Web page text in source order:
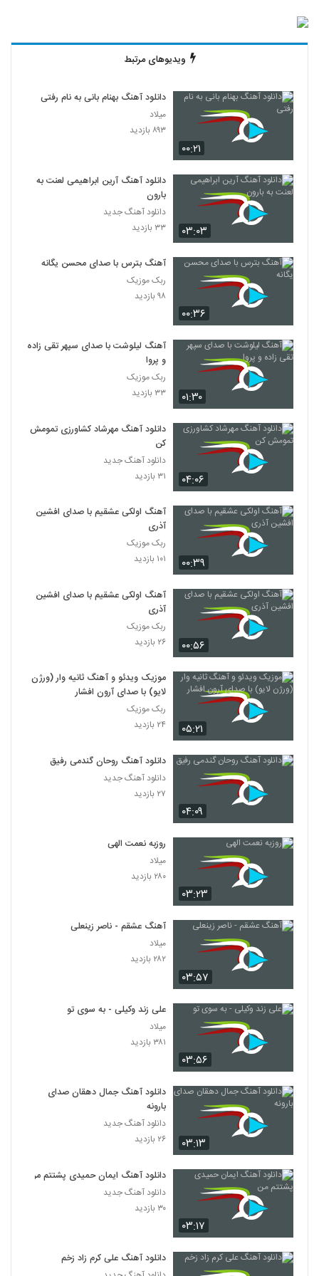
ویدیوهای مرتبط
۰۰:۲۱
دانلود آهنگ بهنام بانی به نام رفتی
میلاد
۸۹۳ بازدید
۰۳:۰۳
دانلود آهنگ آرین ابراهیمی لعنت به
بارون
دانلود آهنگ جدید
۳۳ بازدید
۰۰:۳۶
آهنگ بترس با صدای محسن یگانه
ربک موزیک
۹۸ بازدید
۰۱:۳۰
آهنگ لیلوشت با صدای سپهر تقی زاده
و پروا
ربک موزیک
۳۳ بازدید
۰۴:۰۶
دانلود آهنگ مهرشاد کشاورزی تمومش
کن
دانلود آهنگ جدید
۳۱ بازدید
۰۰:۳۹
آهنگ اولکی عشقیم با صدای افشین
آذری
ربک موزیک
۱۰۱ بازدید
۰۰:۵۶
آهنگ اولکی عشقیم با صدای افشین
آذری
ربک موزیک
۲۶ بازدید
۰۵:۲۱
موزیک ویدئو و آهنگ ثانیه وار (ورژن
لایو) با صدای آرون افشار
ربک موزیک
۲۴ بازدید
۰۴:۰۹
دانلود آهنگ روحان گندمی رفیق
دانلود آهنگ جدید
۲۷ بازدید
۰۳:۲۳
روزبه نعمت الهی
میلاد
۲۸۰ بازدید
۰۳:۵۷
آهنگ عشقم - ناصر زینعلی
میلاد
۲۸۲ بازدید
۰۳:۵۶
علی زند وکیلی - به سوی تو
میلاد
۳۸۱ بازدید
۰۳:۱۳
دانلود آهنگ جمال دهقان صدای
بارونه
دانلود آهنگ جدید
۲۶ بازدید
۰۳:۱۷
دانلود آهنگ ایمان حمیدی پشتتم من
دانلود آهنگ جدید
۳۰ بازدید
دانلود آهنگ علی کرم زاد زخم